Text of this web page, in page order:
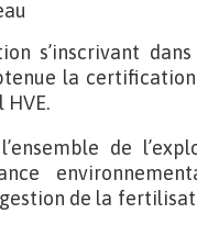
s’inscrivant
la
de
de la